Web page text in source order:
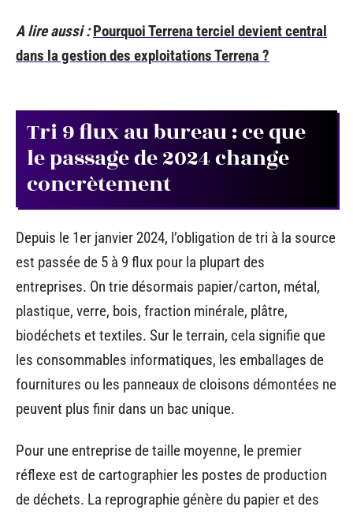
A lire aussi : Pourquoi Terrena terciel devient central
dans la gestion des exploitations Terrena ?
Tri 9 flux au bureau : ce que
le passage de 2024 change
concrètement
Depuis le 1er janvier 2024, l’obligation de tri à la source
est passée de 5 à 9 flux pour la plupart des
entreprises. On trie désormais papier/carton, métal,
plastique, verre, bois, fraction minérale, plâtre,
biodéchets et textiles. Sur le terrain, cela signifie que
les consommables informatiques, les emballages de
fournitures ou les panneaux de cloisons démontées ne
peuvent plus finir dans un bac unique.
Pour une entreprise de taille moyenne, le premier
réflexe est de cartographier les postes de production
de déchets. La reprographie génère du papier et des